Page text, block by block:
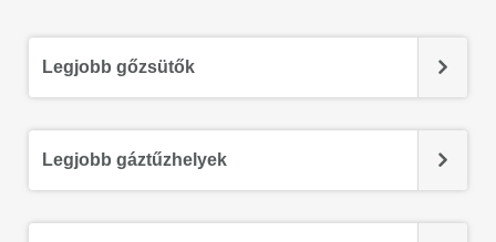
Legjobb gőzsütők
Legjobb gáztűzhelyek